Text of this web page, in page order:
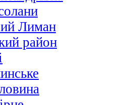
Лиман
район